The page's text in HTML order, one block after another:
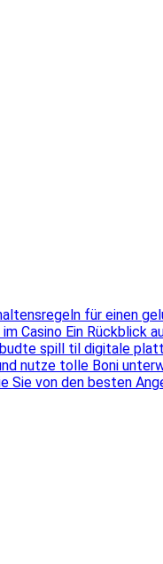
für einen
Casino Ein Rückblick
spill til digitale
nutze tolle Boni
Sie von den besten